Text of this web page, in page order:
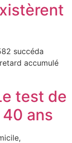
succéda
accumulé
test de
ans